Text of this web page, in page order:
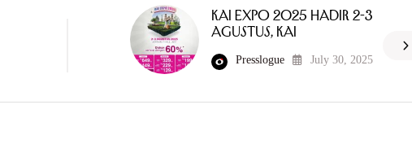
KAI Expo 2025 Hadir 2-3
Agustus, KAI
Presslogue July 30, 2025